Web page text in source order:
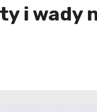
i wady